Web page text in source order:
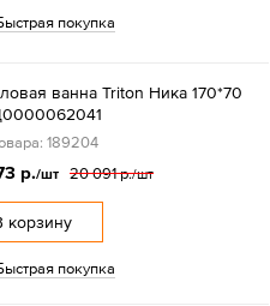
покупка
ванна Triton Ника 170*70
189204
р./шт 20 091 р./шт
корзину
покупка